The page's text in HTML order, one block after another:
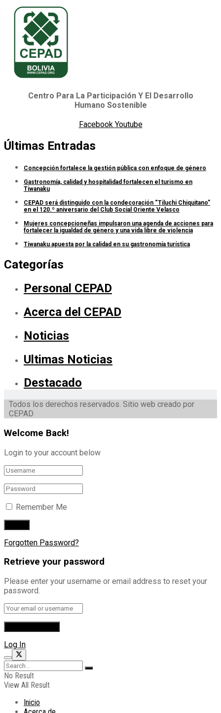
Centro Para La Participación Y El Desarrollo
Humano Sostenible
Facebook Youtube
Últimas Entradas
Concepción fortalece la gestión pública con enfoque de género
Gastronomía, calidad y hospitalidad fortalecen el turismo en
Tiwanaku
CEPAD será distinguido con la condecoración “Tiluchi Chiquitano”
en el 120.º aniversario del Club Social Oriente Velasco
Mujeres concepcioneñas impulsaron una agenda de acciones para
fortalecer la igualdad de género y una vida libre de violencia
Tiwanaku apuesta por la calidad en su gastronomía turística
Categorías
Personal CEPAD
Acerca del CEPAD
Noticias
Ultimas Noticias
Destacado
Todos los derechos reservados. Sitio web creado por
CEPAD
Welcome Back!
Login to your account below
Remember Me
Forgotten Password?
Retrieve your password
Please enter your username or email address to reset your
password.
Log In
No Result
View All Result
Inicio